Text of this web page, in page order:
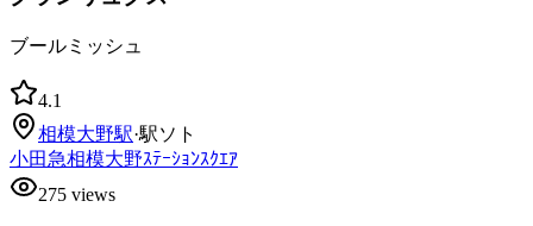
ブールミッシュ
4.1
相模大野駅·駅ソト
小田急相模大野ｽﾃｰｼｮﾝｽｸｴｱ
275 views